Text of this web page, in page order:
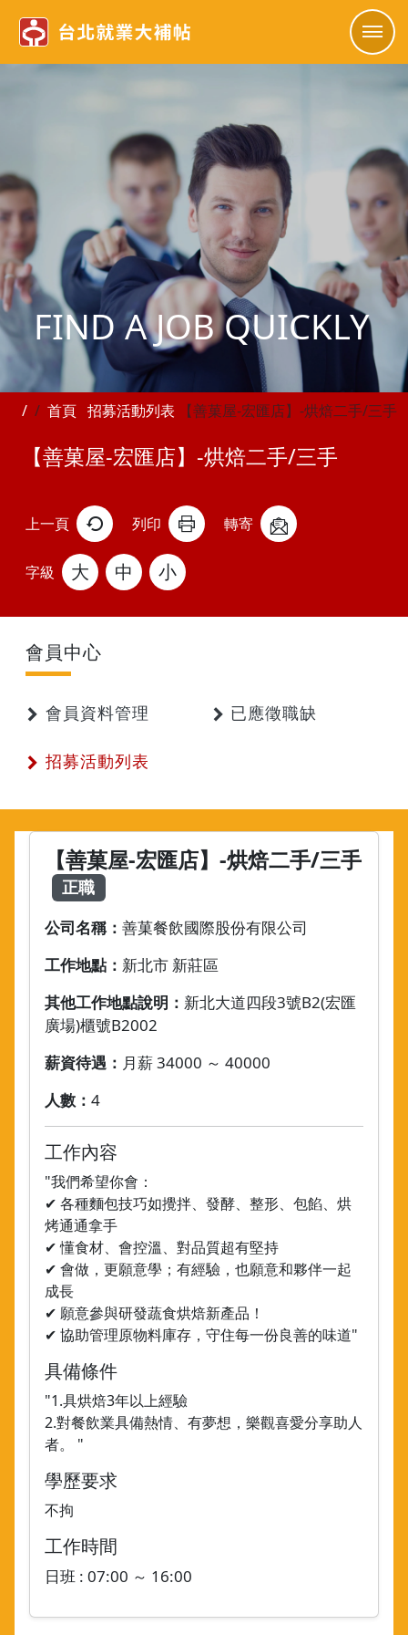
FIND A JOB QUICKLY
首頁 招募活動列表 【善菓屋-宏匯店】-烘焙二手/三手
【善菓屋-宏匯店】-烘焙二手/三手
上一頁
字級 大 中 小
列印 轉寄
會員中心
會員資料管理 已應徵職缺
招募活動列表
【善菓屋-宏匯店】-烘焙二手/三手
正職
公司名稱： 善菓餐飲國際股份有限公司
工作地點： 新北市 新莊區
其他工作地點說明： 新北大道四段3號B2(宏匯
廣場)櫃號B2002
薪資待遇： 月薪 34000 ～ 40000
人數： 4
工作內容
"我們希望你會：
✔ 各種麵包技巧如攪拌、發酵、整形、包餡、烘
烤通通拿手
✔ 懂食材、會控溫、對品質超有堅持
✔ 會做，更願意學；有經驗，也願意和夥伴一起
成長
✔ 願意參與研發蔬食烘焙新產品！
✔ 協助管理原物料庫存，守住每一份良善的味道"
具備條件
"1.具烘焙3年以上經驗
2.對餐飲業具備熱情、有夢想，樂觀喜愛分享助人
者。 "
學歷要求
不拘
工作時間
日班 : 07:00 ～ 16:00